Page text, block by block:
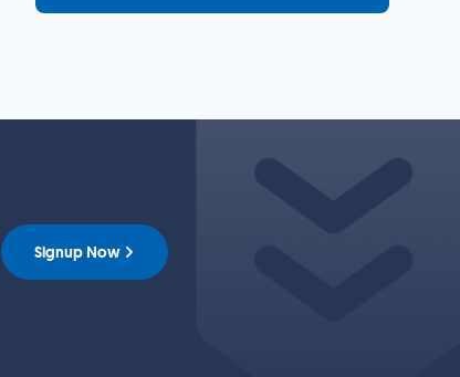
Signup Now